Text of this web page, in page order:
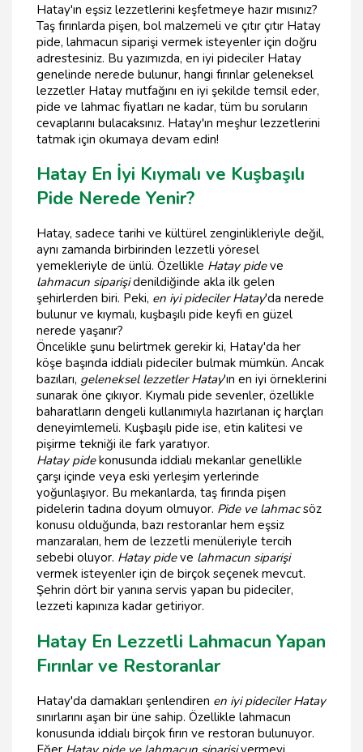
Hatay'ın eşsiz lezzetlerini keşfetmeye hazır mısınız?
Taş fırınlarda pişen, bol malzemeli ve çıtır çıtır Hatay
pide, lahmacun siparişi vermek isteyenler için doğru
adrestesiniz. Bu yazımızda, en iyi pideciler Hatay
genelinde nerede bulunur, hangi fırınlar geleneksel
lezzetler Hatay mutfağını en iyi şekilde temsil eder,
pide ve lahmac fiyatları ne kadar, tüm bu soruların
cevaplarını bulacaksınız. Hatay'ın meşhur lezzetlerini
tatmak için okumaya devam edin!
Hatay En İyi Kıymalı ve Kuşbaşılı
Pide Nerede Yenir?
Hatay, sadece tarihi ve kültürel zenginlikleriyle değil,
aynı zamanda birbirinden lezzetli yöresel
yemekleriyle de ünlü. Özellikle Hatay pideve
lahmacun siparişidenildiğinde akla ilk gelen
şehirlerden biri. Peki, en iyi pideciler Hatay'da nerede
bulunur ve kıymalı, kuşbaşılı pide keyfi en güzel
nerede yaşanır?
Öncelikle şunu belirtmek gerekir ki, Hatay'da her
köşe başında iddialı pideciler bulmak mümkün. Ancak
bazıları, geleneksel lezzetler Hatay'ın en iyi örneklerini
sunarak öne çıkıyor. Kıymalı pide sevenler, özellikle
baharatların dengeli kullanımıyla hazırlanan iç harçları
deneyimlemeli. Kuşbaşılı pide ise, etin kalitesi ve
pişirme tekniği ile fark yaratıyor.
Hatay pidekonusunda iddialı mekanlar genellikle
çarşı içinde veya eski yerleşim yerlerinde
yoğunlaşıyor. Bu mekanlarda, taş fırında pişen
pidelerin tadına doyum olmuyor. Pide ve lahmacsöz
konusu olduğunda, bazı restoranlar hem eşsiz
manzaraları, hem de lezzetli menüleriyle tercih
sebebi oluyor. Hatay pideve lahmacun siparişi
vermek isteyenler için de birçok seçenek mevcut.
Şehrin dört bir yanına servis yapan bu pideciler,
lezzeti kapınıza kadar getiriyor.
Hatay En Lezzetli Lahmacun Yapan
Fırınlar ve Restoranlar
Hatay'da damakları şenlendiren en iyi pideciler Hatay
sınırlarını aşan bir üne sahip. Özellikle lahmacun
konusunda iddialı birçok fırın ve restoran bulunuyor.